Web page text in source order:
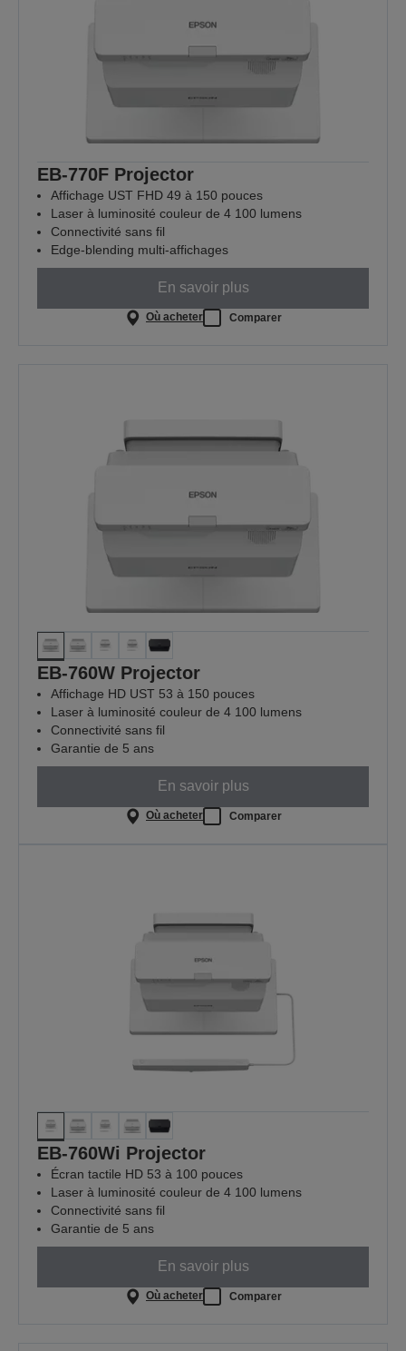
EB-770F Projector
Affichage UST FHD 49 à 150 pouces
Laser à luminosité couleur de 4 100 lumens
Connectivité sans fil
Edge-blending multi-affichages
En savoir plus
Où acheter Comparer
EB-760W Projector
Affichage HD UST 53 à 150 pouces
Laser à luminosité couleur de 4 100 lumens
Connectivité sans fil
Garantie de 5 ans
En savoir plus
Où acheter Comparer
EB-760Wi Projector
Écran tactile HD 53 à 100 pouces
Laser à luminosité couleur de 4 100 lumens
Connectivité sans fil
Garantie de 5 ans
En savoir plus
Où acheter Comparer